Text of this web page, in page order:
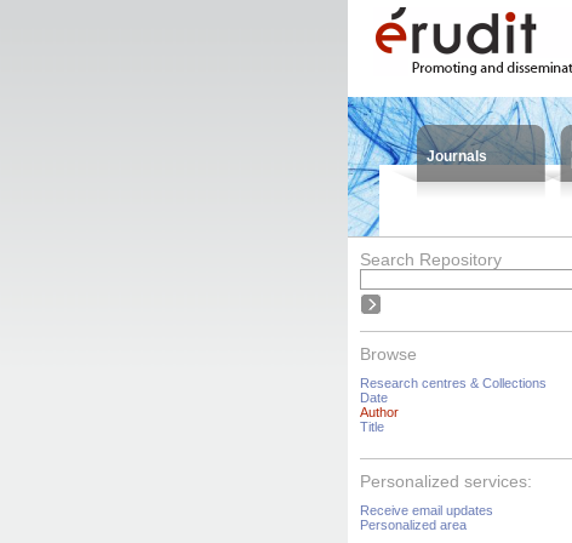
Journals
Search Repository
Browse
Research centres & Collections
Date
Author
Title
Personalized services:
Receive email updates
Personalized area